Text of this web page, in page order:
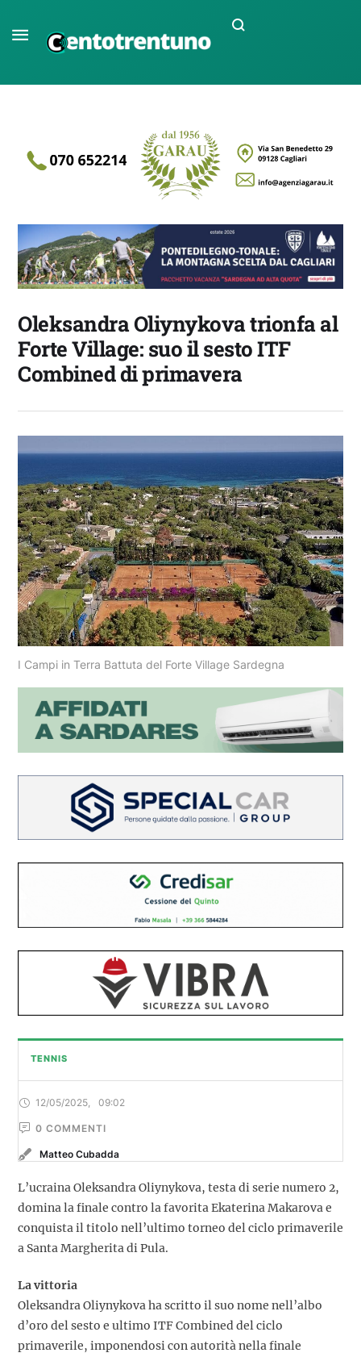
Oleksandra Oliynykova trionfa al
Forte Village: suo il sesto ITF
Combined di primavera
I Campi in Terra Battuta del Forte Village Sardegna
TENNIS
12/05/2025 09:02
0 COMMENTI
Matteo Cubadda
L’ucraina Oleksandra Oliynykova, testa di serie numero 2,
domina la finale contro la favorita Ekaterina Makarova e
conquista il titolo nell’ultimo torneo del ciclo primaverile
a Santa Margherita di Pula.
La vittoria
Oleksandra Oliynykova ha scritto il suo nome nell’albo
d’oro del sesto e ultimo ITF Combined del ciclo
primaverile, imponendosi con autorità nella finale